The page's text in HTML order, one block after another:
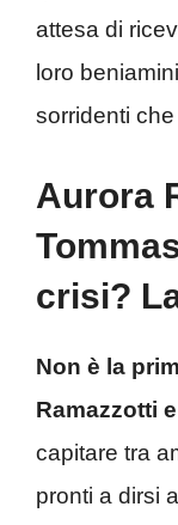
attesa di
loro
sorridenti che
Aurora
crisi?
Non è la
Ramazzotti
capitare tra
pronti a dirsi